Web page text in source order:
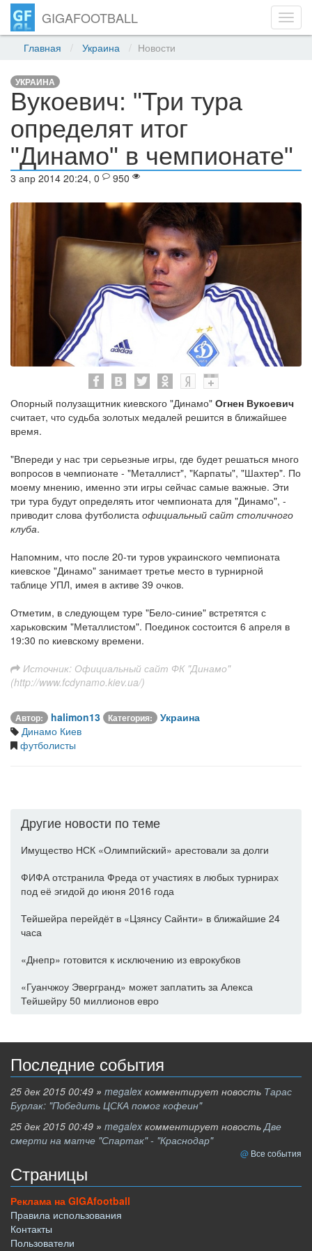
GIGAFOOTBALL
Главная Украина Новости
УКРАИНА
Вукоевич: "Три тура
определят итог
"Динамо" в чемпионате"
3 апр 2014 20:24, 0 950
Опорный полузащитник киевского "Динамо" Огнен Вукоевич
считает, что судьба золотых медалей решится в ближайшее
время.
"Впереди у нас три серьезные игры, где будет решаться много
вопросов в чемпионате - "Металлист", "Карпаты", "Шахтер". По
моему мнению, именно эти игры сейчас самые важные. Эти
три тура будут определять итог чемпионата для "Динамо", -
приводит слова футболиста официальный сайт столичного
клуба.
Напомним, что после 20-ти туров украинского чемпионата
киевское "Динамо" занимает третье место в турнирной
таблице УПЛ, имея в активе 39 очков.
Отметим, в следующем туре "Бело-синие" встретятся с
харьковским "Металлистом". Поединок состоится 6 апреля в
19:30 по киевскому времени.
Источник: Официальный сайт ФК "Динамо"
(http://www.fcdynamo.kiev.ua/)
Автор: halimon13 Категория:
Украина
Динамо Киев
футболисты
Другие новости по теме
Имущество НСК «Олимпийский» арестовали за долги
ФИФА отстранила Фреда от участиях в любых турнирах
под её эгидой до июня 2016 года
Тейшейра перейдёт в «Цзянсу Сайнти» в ближайшие 24
часа
«Днепр» готовится к исключению из еврокубков
«Гуанчжоу Эвергранд» может заплатить за Алекса
Тейшейру 50 миллионов евро
Последние события
25 дек 2015 00:49 » megalex комментирует новость Тарас
Бурлак: "Победить ЦСКА помог кофеин"
25 дек 2015 00:49 » megalex комментирует новостьДве
смерти на матче "Спартак" - "Краснодар"
Все события
Страницы
Реклама на GIGAfootball
Правила использования
Контакты
Пользователи